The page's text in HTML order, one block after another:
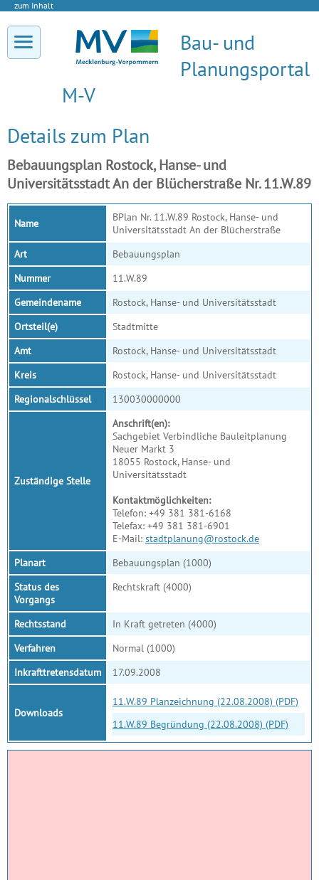
zum Inhalt
Bau- und
Planungsportal
M-V
Details zum Plan
Bebauungsplan Rostock, Hanse- und
Universitätsstadt An der Blücherstraße Nr. 11.W.89
Name
BPlan Nr. 11.W.89 Rostock, Hanse- und
Universitätsstadt An der Blücherstraße
Art
Bebauungsplan
Nummer
11.W.89
Gemeindename
Rostock, Hanse- und Universitätsstadt
Ortsteil(e)
Stadtmitte
Amt
Rostock, Hanse- und Universitätsstadt
Kreis
Rostock, Hanse- und Universitätsstadt
Regionalschlüssel
130030000000
Zuständige Stelle
Anschrift(en):
Sachgebiet Verbindliche Bauleitplanung
Neuer Markt 3
18055 Rostock, Hanse- und
Universitätsstadt
Kontaktmöglichkeiten:
Telefon: +49 381 381-6168
Telefax: +49 381 381-6901
E-Mail: stadtplanung@rostock.de
Planart
Bebauungsplan (1000)
Status des
Vorgangs
Rechtskraft (4000)
Rechtsstand
In Kraft getreten (4000)
Verfahren
Normal (1000)
Inkrafttretensdatum
17.09.2008
Downloads
11.W.89 Planzeichnung (22.08.2008) (PDF)
11.W.89 Begründung (22.08.2008) (PDF)